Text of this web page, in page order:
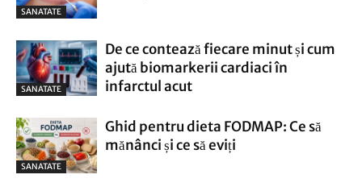
SANATATE
SANATATE
De ce contează fiecare minut și cum
ajută biomarkerii cardiaci în
infarctul acut
SANATATE
Ghid pentru dieta FODMAP: Ce să
mănânci și ce să eviți